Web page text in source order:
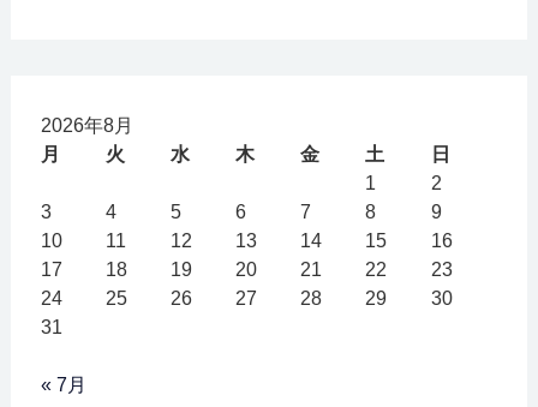
2026年8月
月
火 水 木 金 土
日
1
2
3
4 5 6 7 8
9
10
11 12 13 14 15
16
17
18 19 20 21 22
23
24
25 26 27 28 29
30
31
« 7月